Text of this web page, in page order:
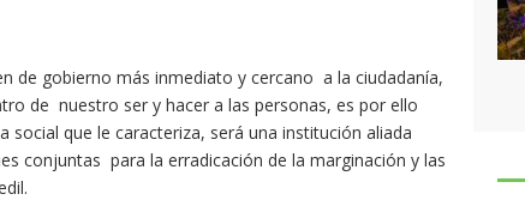
de gobierno más inmediato y cercano a la ciudadanía,
de nuestro ser y hacer a las personas, es por ello
que le caracteriza, será una institución aliada
conjuntas para la erradicación de la marginación y las